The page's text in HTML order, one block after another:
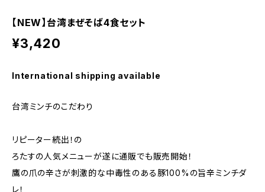
【NEW】台湾まぜそば4食セット
¥3,420
International shipping available
台湾ミンチのこだわり
リピーター続出！の
ろたすの人気メニューが遂に通販でも販売開始！
鷹の爪の辛さが刺激的な中毒性のある豚100%の旨辛ミンチダ
レ！